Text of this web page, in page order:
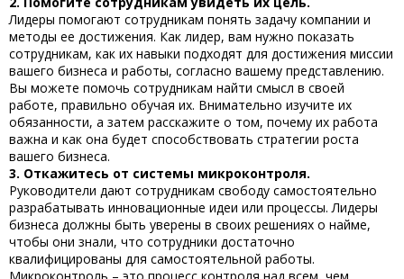
Лидеры помогают сотрудникам понять задачу компании и
методы ее достижения. Как лидер, вам нужно показать
сотрудникам, как их навыки подходят для достижения миссии
вашего бизнеса и работы, согласно вашему представлению.
Вы можете помочь сотрудникам найти смысл в своей
работе, правильно обучая их. Внимательно изучите их
обязанности, а затем расскажите о том, почему их работа
важна и как она будет способствовать стратегии роста
вашего бизнеса.
3. Откажитесь от системы микроконтроля.
Руководители дают сотрудникам свободу самостоятельно
разрабатывать инновационные идеи или процессы. Лидеры
бизнеса должны быть уверены в своих решениях о найме,
чтобы они знали, что сотрудники достаточно
квалифицированы для самостоятельной работы.